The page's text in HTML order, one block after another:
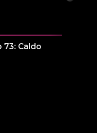
73: Caldo
32